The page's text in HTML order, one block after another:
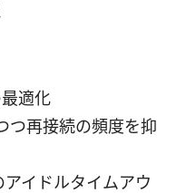
適化
つ再接続の頻度を抑
アイドルタイムアウ